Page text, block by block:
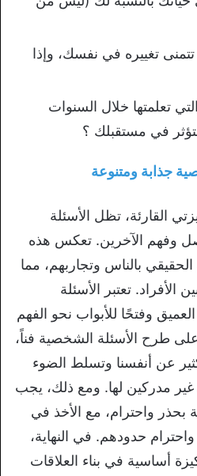
تغييره في نفسك، وإذا
تعلمتها خلال السنوات
ستؤثر في مستقبلك ؟
جذابة ومتنوعة
القارئة، تظل الأسئلة
وفهم الآخرين. تعكس هذه
الحقيقي بالناس وتجاربهم، مما
الأفراد. تعتبر الأسئلة
وفتحًا للأبواب نحو الفهم
طرح الأسئلة الشخصية فناً،
عن أنفسنا وتسلط الضوء
غير مدركين لها. ومع ذلك، يجب
بحذر واحترام، مع الأخذ في
حدودهم. في النهاية،
أساسية في بناء العلاقات